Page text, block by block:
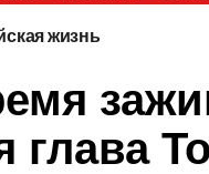
жизнь
глава